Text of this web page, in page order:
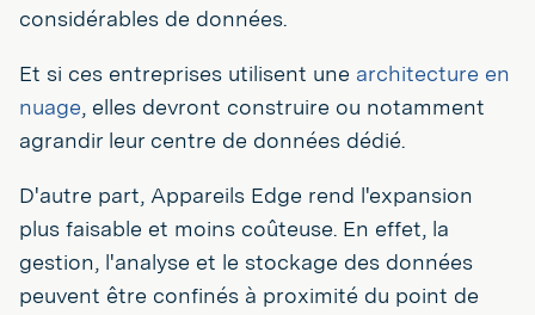
considérables de données.
Et si ces entreprises utilisent une architecture en
nuage, elles devront construire ou notamment
agrandir leur centre de données dédié.
D'autre part, Appareils Edge rend l'expansion
plus faisable et moins coûteuse. En effet, la
gestion, l'analyse et le stockage des données
peuvent être confinés à proximité du point de